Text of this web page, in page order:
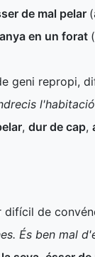
de mal pelar
en un forat (
geni repropi,
, dur de cap,
difícil de
És ben mal